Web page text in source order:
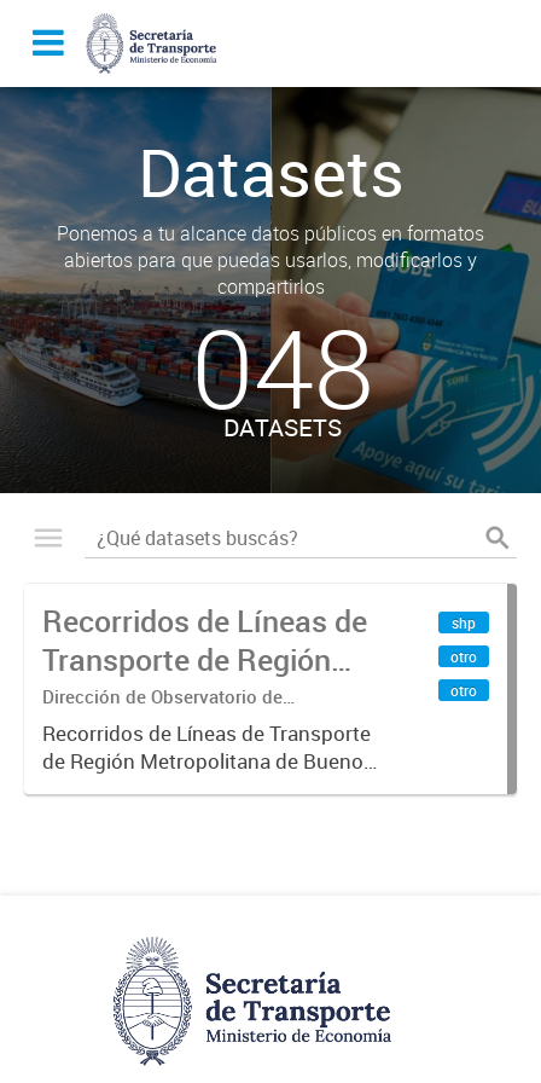
Datasets
Ponemos a tu alcance datos públicos en formatos
abiertos para que puedas usarlos, modificarlos y
compartirlos
048
DATASETS
Recorridos de Líneas de
Transporte de Región
Metropolitana de
Buenos Aires (RMBA)
Dirección de Observatorio de
Transporte, Estudio y Sistemas
Recorridos de Líneas de Transporte
de Región Metropolitana de Buenos
Aires (RMBA).-
shp
otro
otro